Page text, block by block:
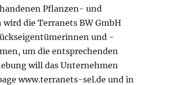
Pflanzen- und
die Terranets BW GmbH
und -
um die entsprechenden
will das Unternehmen
www.terranets-sel.de und in